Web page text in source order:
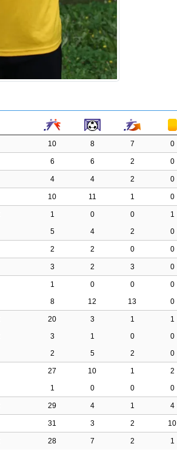
10 8 7 0
6 6 2 0
4 4 2 0
10 11 1 0
1 0 0 1
5 4 2 0
2 2 0 0
3 2 3 0
1 0 0 0
8 12 13 0
20 3 1 1
3 1 0 0
2 5 2 0
27 10 1 2
1 0 0 0
29 4 1 4
31 3 2 10
28 7 2 1